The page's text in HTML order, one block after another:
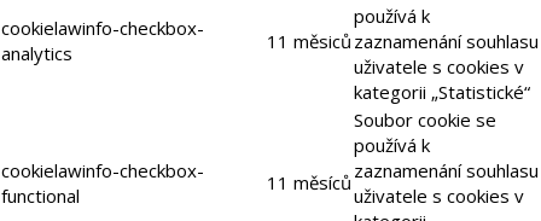
cookielawinfo-checkbox-
analytics
11 měsiců
používá k
zaznamenání souhlasu
uživatele s cookies v
kategorii „Statistické“
cookielawinfo-checkbox-
functional
11 měsíců
Soubor cookie se
používá k
zaznamenání souhlasu
uživatele s cookies v